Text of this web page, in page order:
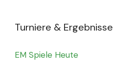
Turniere & Ergebnisse
EM Spiele Heute